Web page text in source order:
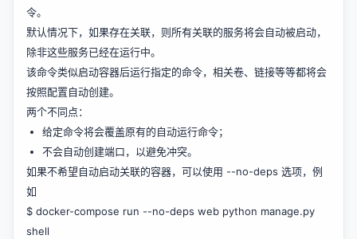
令。
默认情况下，如果存在关联，则所有关联的服务将会自动被启动，
除非这些服务已经在运行中。
该命令类似启动容器后运行指定的命令，相关卷、链接等等都将会
按照配置自动创建。
两个不同点：
给定命令将会覆盖原有的自动运行命令；
不会自动创建端口，以避免冲突。
如果不希望自动启动关联的容器，可以使用 --no-deps 选项，例
如
$ docker-compose run --no-deps web python manage.py
shell